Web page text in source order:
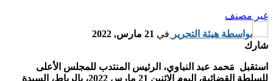
غير مصنف
بواسطة هيئة التحرير في 21 مارس, 2022
شارك
استقبل مَحمد عبد النباوي، الرئيس المنتدب للمجلس الأعلى
للسلطة القضائية، اليوم الإثنين 21 مارس 2022، بالرباط، السيدة